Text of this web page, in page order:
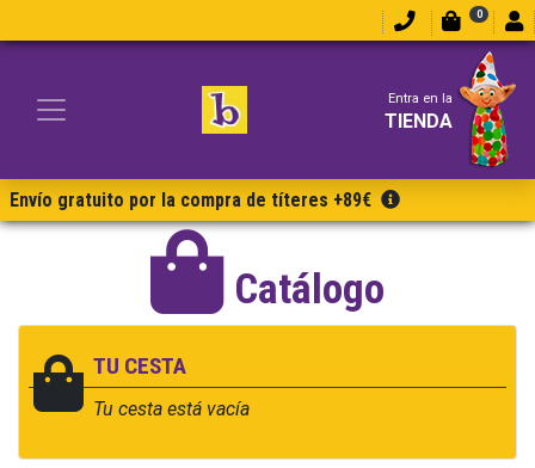
0
Entra en la
TIENDA
Envío gratuito por la compra de títeres +89€
Catálogo
TU CESTA
Tu cesta está vacía